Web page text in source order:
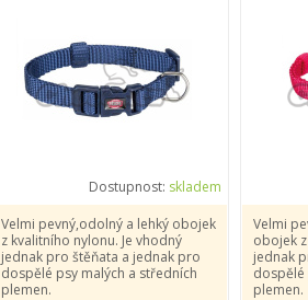
Dostupnost: skladem
Velmi pevný,odolný a lehký obojek
z kvalitního nylonu. Je vhodný
jednak pro štěňata a jednak pro
dospělé psy malých a středních
plemen.
Velmi
obojek
jednak
dospělé
plemen.